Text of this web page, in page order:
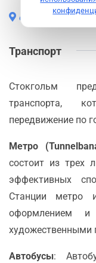
офф. сайт порта
Транспорт
Стокгольм
транспорта,
передвижение по
Метро
состоит из трех
эффективных
Станции метро
оформлением
художественными
Автобусы: